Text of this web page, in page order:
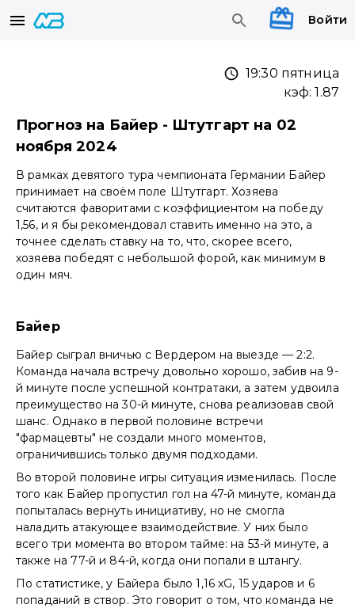
Войти
19:30 пятница
кэф:1.87
Прогноз на Байер - Штутгарт на 02
ноября 2024
В рамках девятого тура чемпионата Германии Байер
принимает на своём поле Штутгарт. Хозяева
считаются фаворитами с коэффициентом на победу
1,56, и я бы рекомендовал ставить именно на это, а
точнее сделать ставку на то, что, скорее всего,
хозяева победят с небольшой форой, как минимум в
один мяч.
Байер
Байер сыграл вничью с Вердером на выезде — 2:2.
Команда начала встречу довольно хорошо, забив на 9-
й минуте после успешной контратаки, а затем удвоила
преимущество на 30-й минуте, снова реализовав свой
шанс. Однако в первой половине встречи
"фармацевты" не создали много моментов,
ограничившись только двумя подходами.
Во второй половине игры ситуация изменилась. После
того как Байер пропустил гол на 47-й минуте, команда
попыталась вернуть инициативу, но не смогла
наладить атакующее взаимодействие. У них было
всего три момента во втором тайме: на 53-й минуте, а
также на 77-й и 84-й, когда они попали в штангу.
По статистике, у Байера было 1,16 xG, 15 ударов и 6
попаданий в створ. Это говорит о том, что команда не